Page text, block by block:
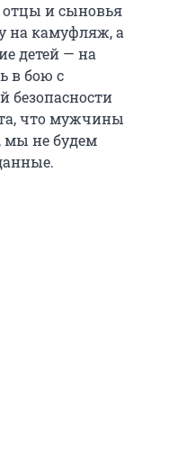
и сыновья
на камуфляж, а
детей — на
в бою с
безопасности
что мужчины
мы не будем